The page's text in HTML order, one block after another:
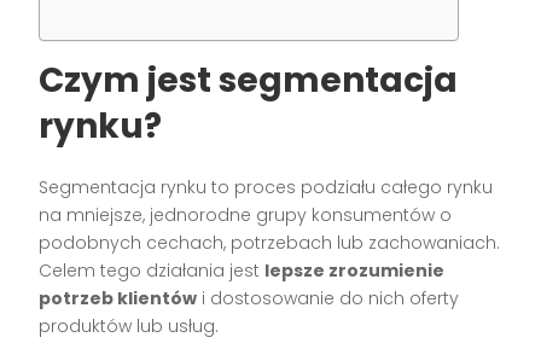
Czym jest segmentacja
rynku?
Segmentacja rynku to proces podziału całego rynku
na mniejsze, jednorodne grupy konsumentów o
podobnych cechach, potrzebach lub zachowaniach.
Celem tego działania jest lepsze zrozumienie
potrzeb klientów i dostosowanie do nich oferty
produktów lub usług.